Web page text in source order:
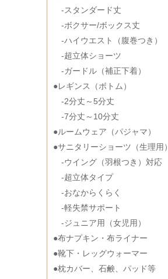
-スタンダード丈
-ボクサー/ボックス丈
-ハイウエスト（腹巻つき）
-超立体ショーツ
-ガードル（補正下着）
●レギンス（ボトム）
-2分丈～5分丈
-7分丈～10分丈
●ルームウェア（パジャマ）
●サニタリーショーツ（生理用）
-ウイング（羽根つき）対応
-超立体タイプ
-おなからくらく
-軽失禁サポート
-ジュニア用（女児用）
●布ナプキン・布ライナー
●靴下・レッグウォーマー
●枕カバー、石鹸、パッド等